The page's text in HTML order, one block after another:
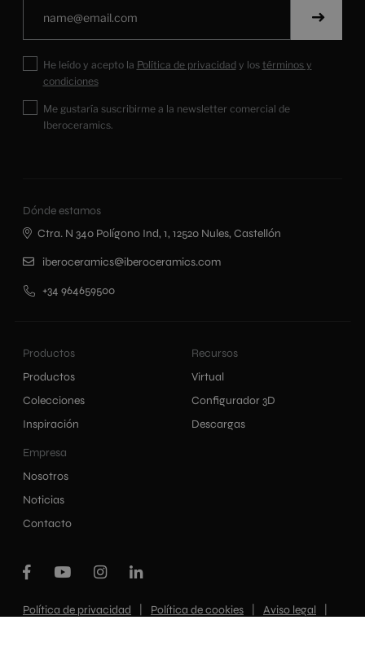
He leído y acepto la Política de privacidady los términos y
condiciones
Me gustaría suscribirme a la newsletter comercial de
Iberoceramics.
Productos
Productos
Colecciones
Inspiración
Recursos
Virtual
Configurador 3D
Descargas
Empresa
Nosotros
Noticias
Contacto
Dónde estamos
Ctra. N 340 Polígono Ind, 1, 12520 Nules, Castellón
iberoceramics@iberoceramics.com
+34 964659500
Política de privacidad Política de cookies Aviso legal